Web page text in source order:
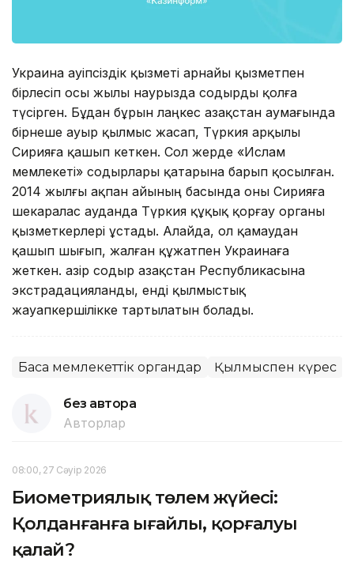
Украина Қауіпсіздік қызметі арнайы қызметпен
бірлесіп осы жылы наурызда содырды қолға
түсірген. Бұдан бұрын лаңкес Қазақстан аумағында
бірнеше ауыр қылмыс жасап, Түркия арқылы
Сирияға қашып кеткен. Сол жерде «Ислам
мемлекеті» содырлары қатарына барып қосылған.
2014 жылғы ақпан айының басында оны Сирияға
шекаралас ауданда Түркия құқық қорғау органы
қызметкерлері ұстады. Алайда, ол қамаудан
қашып шығып, жалған құжатпен Украинаға
жеткен. Қазір содыр Қазақстан Республикасына
экстрадацияланды, енді қылмыстық
жауапкершілікке тартылатын болады.
Басқа мемлекеттік органдар Қылмыспен күрес
без автора
Авторлар
08:00, 27 Сәуір 2026
Биометриялық төлем жүйесі:
Қолданғанға ыңғайлы, қорғалуы
қалай?